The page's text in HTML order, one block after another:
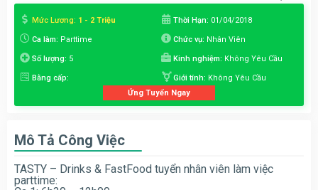
Mức Lương: 1 - 2 Triệu Thời Hạn: 01/04/2018
Ca làm: Parttime Chức vụ: Nhân Viên
Số lượng: 5 Kinh nghiệm: Không Yêu Cầu
Bằng cấp: Giới tính: Không Yêu Cầu
Ứng Tuyển Ngay
Mô Tả Công Việc
TASTY – Drinks & FastFood tuyển nhân viên làm việc
parttime: